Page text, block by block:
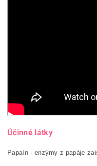
Účinné látky:
Papaín - enzýmy z papáje